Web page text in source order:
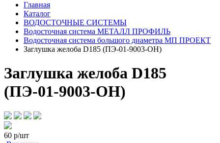
Главная
Каталог
ВОДОСТОЧНЫЕ СИСТЕМЫ
Водосточная система МЕТАЛЛ ПРОФИЛЬ
Водосточная система большого диаметра МП ПРОЕКТ
Заглушка желоба D185 (ПЭ-01-9003-ОН)
Заглушка желоба D185
(ПЭ-01-9003-ОН)
60 р/шт